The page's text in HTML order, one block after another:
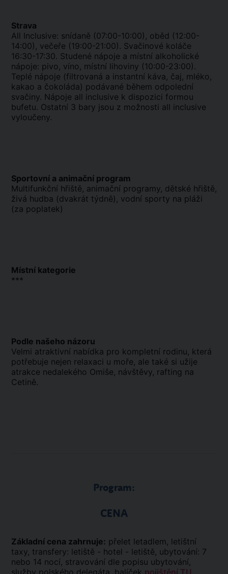
Strava
All Inclusive: snídaně (07:00-10:00), oběd (12:00-
14:00), večeře (19:00-21:00). Svačinové koláče
16:30-17:30. Studené nápoje a místní alkoholické
nápoje: pivo, víno, místní lihoviny (10:00-23:00).
Teplé nápoje (filtrovaná a instantní káva, čaj, mléko,
kakao a čokoláda) podávané během odpolední
svačiny. Nápoje all inclusive k dispozici formou
bufetu. Ostatní 3 bary jsou z možnosti all inclusive
vyloučeny.
Sportovní a animační program
Multifunkční hřiště, animační programy, dětské hřiště,
živá hudba (dvakrát týdně), vodní sporty na pláži
(za poplatek)
Místní kategorie
***
Podle našeho názoru
Velmi atraktivní nabídka pro kompletní rodinu, která
potřebuje nejen relaxaci u moře, ale také si užije
atrakce nedalekého Omiše, návštěvy, rafting na
Cetině.
Program:
CENA
Základní cena zahrnuje: přelet letadlem, letištní
taxy, transfery: letiště - hotel - letiště, ubytování: 7
nebo 14 nocí, stravování dle popisu ubytování,
služby polského delegáta, balíček pojištění TU